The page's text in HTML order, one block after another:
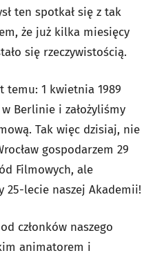
ten spotkał się z tak
że już kilka miesięcy
się rzeczywistością.
temu: 1 kwietnia 1989
Berlinie i założyliśmy
Tak więc dzisiaj, nie
gospodarzem 29
Filmowych, ale
25-lecie naszej Akademii!
członków naszego
animatorem i